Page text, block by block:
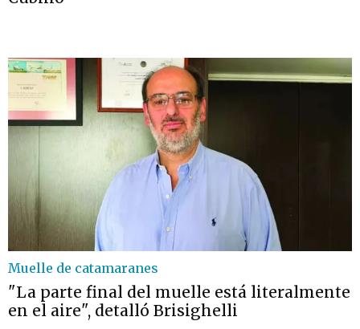
Muelle de catamaranes
"La parte final del muelle está literalmente
en el aire", detalló Brisighelli